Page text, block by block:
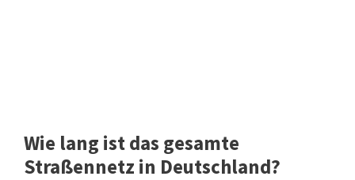
Wie lang ist das gesamte
Straßennetz in Deutschland?